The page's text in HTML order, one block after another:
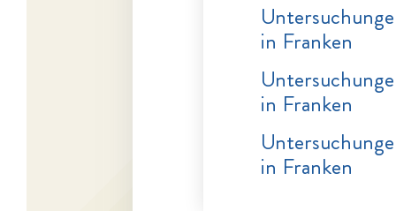
in Franken
in Franken
in Franken